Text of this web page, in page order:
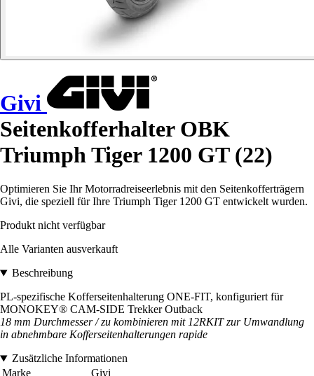
Givi
Seitenkofferhalter OBK
Triumph Tiger 1200 GT (22)
Optimieren Sie Ihr Motorradreiseerlebnis mit den Seitenkofferträgern
Givi, die speziell für Ihre Triumph Tiger 1200 GT entwickelt wurden.
Produkt nicht verfügbar
Alle Varianten ausverkauft
Beschreibung
PL-spezifische Kofferseitenhalterung ONE-FIT, konfiguriert für
MONOKEY® CAM-SIDE Trekker Outback
18 mm Durchmesser / zu kombinieren mit 12RKIT zur Umwandlung
in abnehmbare Kofferseitenhalterungen rapide
Zusätzliche Informationen
Marke
Givi